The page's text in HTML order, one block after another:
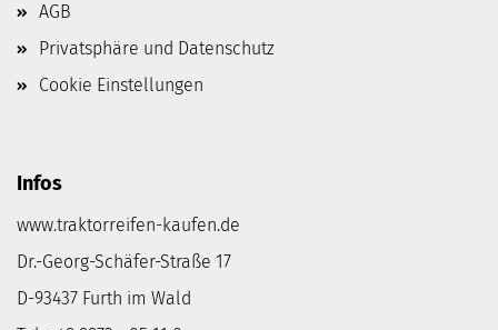
AGB
Privatsphäre und Datenschutz
Cookie Einstellungen
Infos
www.traktorreifen-kaufen.de
Dr.-Georg-Schäfer-Straße 17
D-93437 Furth im Wald